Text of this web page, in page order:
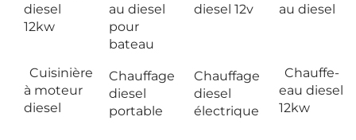
diesel
12kw
au diesel
pour
bateau
diesel 12v
au diesel
Cuisinière
à moteur
diesel
Chauffage
diesel
portable
Chauffage
diesel
électrique
Chauffe-
eau diesel
12kw